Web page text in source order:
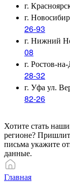
г.
г.
26-93
г. Нижний
08
г. Ростов-
28-32
г. Уфа ул.
82-26
Хотите стать
регионе?
письма укажите
данные.
Главная